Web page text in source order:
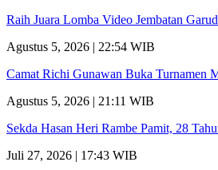
Raih Juara Lomba Video Jembatan
Agustus 5, 2026 | 22:54 WIB
Camat Richi Gunawan Buka Turnamen
Agustus 5, 2026 | 21:11 WIB
Sekda Hasan Heri Rambe Pamit, 28
Juli 27, 2026 | 17:43 WIB